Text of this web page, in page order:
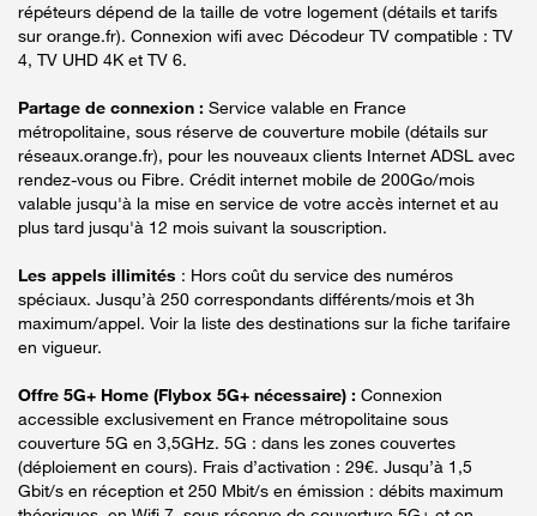
répéteurs dépend de la taille de votre logement (détails et tarifs
sur orange.fr). Connexion wifi avec Décodeur TV compatible : TV
4, TV UHD 4K et TV 6.
Partage de connexion : Service valable en France
métropolitaine, sous réserve de couverture mobile (détails sur
réseaux.orange.fr), pour les nouveaux clients Internet ADSL avec
rendez-vous ou Fibre. Crédit internet mobile de 200Go/mois
valable jusqu'à la mise en service de votre accès internet et au
plus tard jusqu'à 12 mois suivant la souscription.
Les appels illimités : Hors coût du service des numéros
spéciaux. Jusqu’à 250 correspondants différents/mois et 3h
maximum/appel. Voir la liste des destinations sur la fiche tarifaire
en vigueur.
Offre 5G+ Home (Flybox 5G+ nécessaire) : Connexion
accessible exclusivement en France métropolitaine sous
couverture 5G en 3,5GHz. 5G : dans les zones couvertes
(déploiement en cours). Frais d’activation : 29€. Jusqu’à 1,5
Gbit/s en réception et 250 Mbit/s en émission : débits maximum